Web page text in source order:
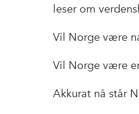
leser om
Vil Norge være
Vil Norge være
Akkurat nå står